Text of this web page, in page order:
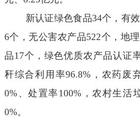
新认证绿色食品34个，有
6个，无公害农产品522个，地
品17个，绿色优质农产品认证
秆综合利用率96.8% ，农药废
0%、处置率100% ，农村生活
0%。